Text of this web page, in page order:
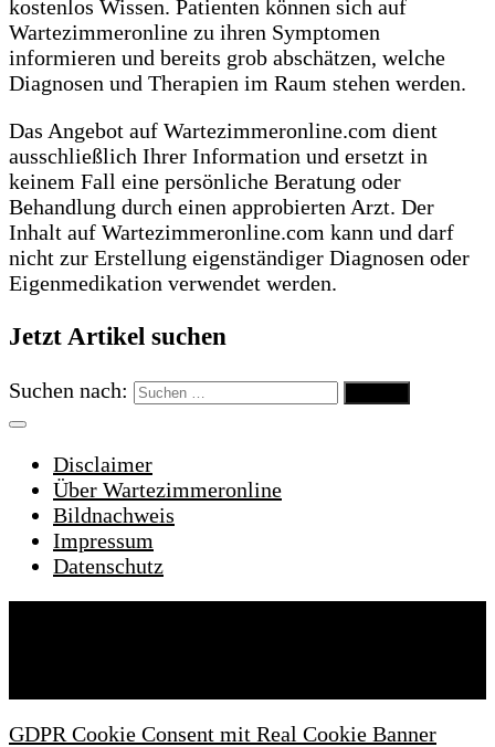
kostenlos Wissen. Patienten können sich auf
Wartezimmeronline zu ihren Symptomen
informieren und bereits grob abschätzen, welche
Diagnosen und Therapien im Raum stehen werden.
Das Angebot auf Wartezimmeronline.com dient
ausschließlich Ihrer Information und ersetzt in
keinem Fall eine persönliche Beratung oder
Behandlung durch einen approbierten Arzt. Der
Inhalt auf Wartezimmeronline.com kann und darf
nicht zur Erstellung eigenständiger Diagnosen oder
Eigenmedikation verwendet werden.
Jetzt Artikel suchen
Suchen nach:
Disclaimer
Über Wartezimmeronline
Bildnachweis
Impressum
Datenschutz
GDPR Cookie Consent mit Real Cookie Banner